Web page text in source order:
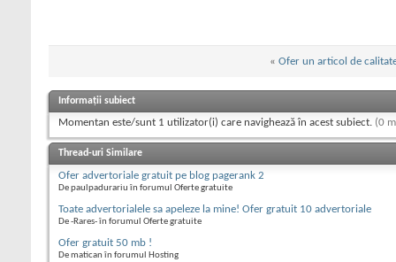
« Ofer un articol de
Informații subiect
Momentan este/sunt 1 utilizator(i) care navighează în acest subiect. (0
Thread-uri Similare
Ofer advertoriale gratuit pe blog pagerank 2
De paulpadurariu în forumul Oferte gratuite
Toate advertorialele sa apeleze la mine! Ofer gratuit 10 advertoriale
De -Rares- în forumul Oferte gratuite
Ofer gratuit 50 mb !
De matican în forumul Hosting